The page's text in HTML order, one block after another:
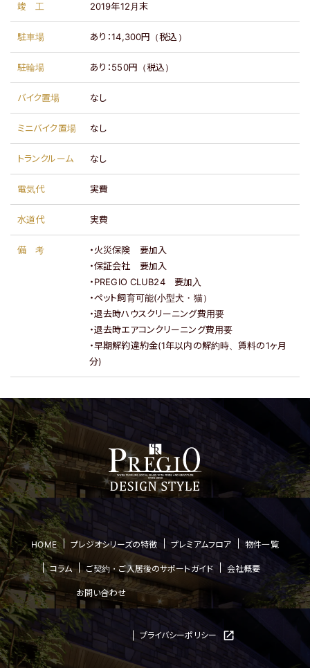
竣工 2019年12月末
駐車場 あり：14,300円（税込）
駐輪場 あり：550円（税込）
バイク置場 なし
ミニバイク置場 なし
トランクルーム なし
電気代 実費
水道代 実費
備考
・火災保険 要加入
・保証会社 要加入
・PREGIO CLUB24 要加入
・ペット飼育可能(小型犬・猫）
・退去時ハウスクリーニング費用要
・退去時エアコンクリーニング費用要
・早期解約違約金(1年以内の解約時、賃料の1ヶ月
分)
HOME プレジオシリーズの特徴 プレミアムフロア 物件一覧
コラム ご契約・ご入居後のサポートガイド 会社概要
お問い合わせ
プライバシーポリシー